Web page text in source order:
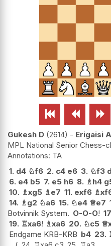
  
Gukesh D 2614 - Erigaisi
MPL National Senior Chess-
TA
1. d4 ♘f6 2. c4 e6 3. ♘f3
6. e4 b5 7. e5 h6 8. ♗ h4
10. ♗xg5 ♗ e7 11. exf6 ♗
14. ♗ g2 ♘a6 15. ♘e4 ♕e7
Botvinnik System. O-O-O!
19. ♖xa6! ♗xa6 20. ♘c5 ♕
Endgame KRB-KRB b4 23.